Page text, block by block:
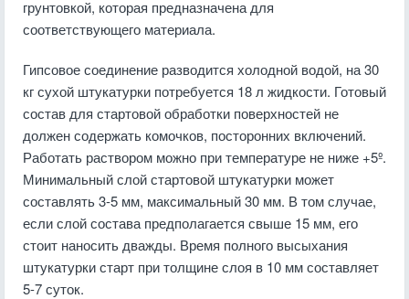
грунтовкой, которая предназначена для
соответствующего материала.
Гипсовое соединение разводится холодной водой, на 30
кг сухой штукатурки потребуется 18 л жидкости. Готовый
состав для стартовой обработки поверхностей не
должен содержать комочков, посторонних включений.
Работать раствором можно при температуре не ниже +5º.
Минимальный слой стартовой штукатурки может
составлять 3-5 мм, максимальный 30 мм. В том случае,
если слой состава предполагается свыше 15 мм, его
стоит наносить дважды. Время полного высыхания
штукатурки старт при толщине слоя в 10 мм составляет
5-7 суток.